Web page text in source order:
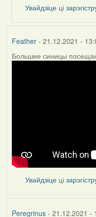
Увайдзіце ці
Feather- 21.12.2021 -
Большие синицы
Увайдзіце ці
Peregrinus- 21.12.2021 -